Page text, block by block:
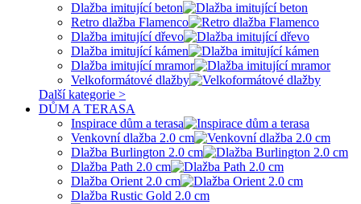
Dlažba imitující beton
Retro dlažba Flamenco
Dlažba imitující dřevo
Dlažba imitující kámen
Dlažba imitující mramor
Velkoformátové dlažby
Další kategorie >
DŮM A TERASA
Inspirace dům a terasa
Venkovní dlažba 2.0 cm
Dlažba Burlington 2.0 cm
Dlažba Path 2.0 cm
Dlažba Orient 2.0 cm
Dlažba Rustic Gold 2.0 cm